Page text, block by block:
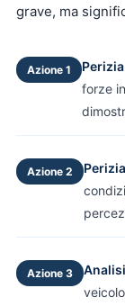
grave, ma
Azione 1
forze
Azione 2
Azione 3